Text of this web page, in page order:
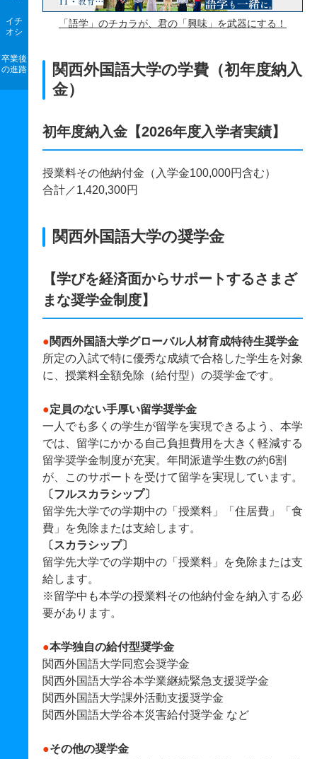
イチ
オシ
卒業後
の進路
「語学」のチカラが、君の「興味」を武器にする！
関西外国語大学の学費（初年度納入
金）
初年度納入金【2026年度入学者実績】
授業料その他納付金（入学金100,000円含む）
合計／1,420,300円
関西外国語大学の奨学金
【学びを経済面からサポートするさまざ
まな奨学金制度】
●関西外国語大学グローバル人材育成特待生奨学金
所定の入試で特に優秀な成績で合格した学生を対象
に、授業料全額免除（給付型）の奨学金です。
●定員のない手厚い留学奨学金
一人でも多くの学生が留学を実現できるよう、本学
では、留学にかかる自己負担費用を大きく軽減する
留学奨学金制度が充実。年間派遣学生数の約6割
が、このサポートを受けて留学を実現しています。
〔フルスカラシップ〕
留学先大学での学期中の「授業料」「住居費」「食
費」を免除または支給します。
〔スカラシップ〕
留学先大学での学期中の「授業料」を免除または支
給します。
※留学中も本学の授業料その他納付金を納入する必
要があります。
●本学独自の給付型奨学金
関西外国語大学同窓会奨学金
関西外国語大学谷本学業継続緊急支援奨学金
関西外国語大学課外活動支援奨学金
関西外国語大学谷本災害給付奨学金 など
●その他の奨学金